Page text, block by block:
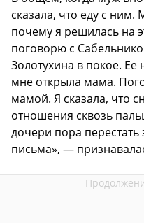
сказала, что еду с ним.
почему я решилась на
поговорю с
Золотухина в покое. Ее
мне открыла мама.
мамой. Я сказала, что
отношения сквозь
дочери пора
письма», —